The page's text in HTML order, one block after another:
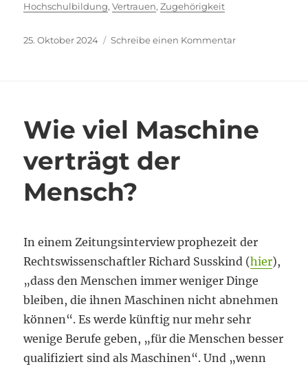
Hochschulbildung,Vertrauen,Zugehörigkeit
Veröffentlicht
25. Oktober 2024 Schreibe einen Kommentarzu
for?
Wie viel Maschine
verträgt der
Mensch?
In einem Zeitungsinterview prophezeit der
Rechtswissenschaftler Richard Susskind (hier),
„dass den Menschen immer weniger Dinge
bleiben, die ihnen Maschinen nicht abnehmen
können“. Es werde künftig nur mehr sehr
wenige Berufe geben, „für die Menschen besser
qualifiziert sind als Maschinen“. Und „wenn